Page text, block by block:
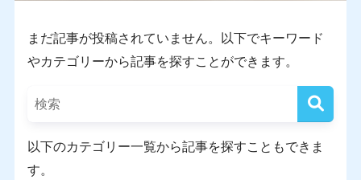
まだ記事が投稿されていません。以下でキーワード
やカテゴリーから記事を探すことができます。
以下のカテゴリー一覧から記事を探すこともできま
す。